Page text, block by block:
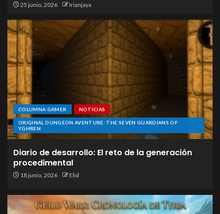
25 junio, 2026 Irianjaya
COLUMNA GAMER NOTICIAS
ORIGINAL DUNGEON AVENTURE: THE SEVEN GUARDIANS OF
YGHREN
Diario de desarrollo: El reto de la generación
procedimental
18 junio, 2026 Elid